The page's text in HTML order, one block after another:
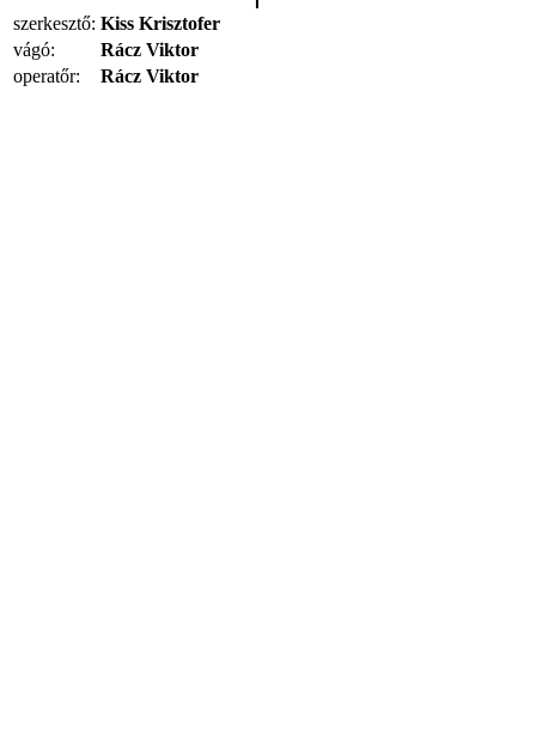
szerkesztő: Kiss Krisztofer
vágó:
Rácz Viktor
operatőr:
Rácz Viktor